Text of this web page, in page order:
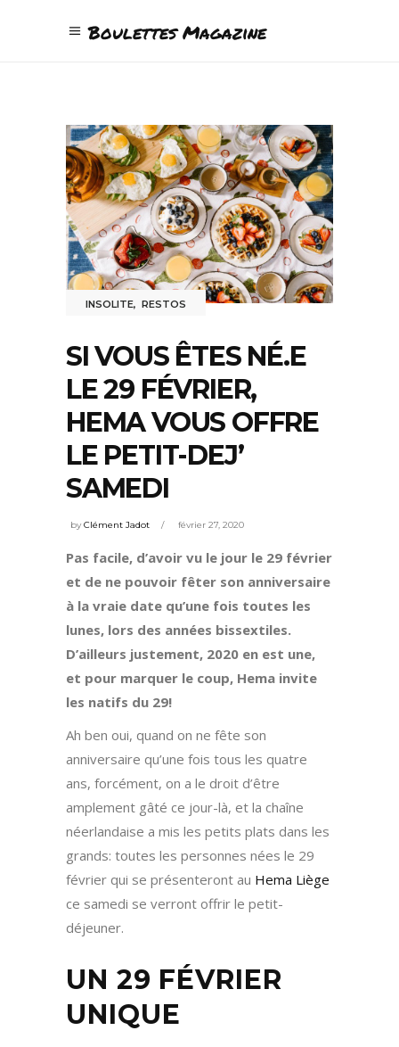
Boulettes Magazine
INSOLITE,RESTOS
SI VOUS ÊTES NÉ.E
LE 29 FÉVRIER,
HEMA VOUS OFFRE
LE PETIT-DEJ’
SAMEDI
byClément Jadot février 27, 2020
Pas facile, d’avoir vu le jour le 29 février
et de ne pouvoir fêter son anniversaire
à la vraie date qu’une fois toutes les
lunes, lors des années bissextiles.
D’ailleurs justement, 2020 en est une,
et pour marquer le coup, Hema invite
les natifs du 29!
Ah ben oui, quand on ne fête son
anniversaire qu’une fois tous les quatre
ans, forcément, on a le droit d’être
amplement gâté ce jour-là, et la chaîne
néerlandaise a mis les petits plats dans les
grands: toutes les personnes nées le 29
février qui se présenteront au Hema Liège
ce samedi se verront offrir le petit-
déjeuner.
UN 29 FÉVRIER
UNIQUE